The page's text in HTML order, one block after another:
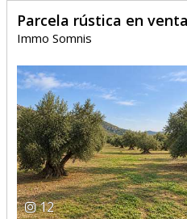
Parcela rústica en
Immo Somnis
12